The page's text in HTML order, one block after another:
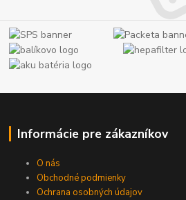
Informácie pre zákazníkov
O nás
Obchodné podmienky
Ochrana osobných údajov